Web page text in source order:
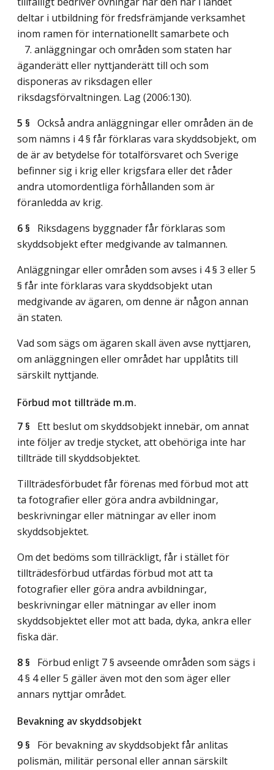
deltar i utbildning för fredsfrämjande verksamhet
inom ramen för internationellt samarbete och
7. anläggningar och områden som staten har
äganderätt eller nyttjanderätt till och som
disponeras av riksdagen eller
riksdagsförvaltningen. Lag (2006:130).
5 § Också andra anläggningar eller områden än de
som nämns i 4 § får förklaras vara skyddsobjekt, om
de är av betydelse för totalförsvaret och Sverige
befinner sig i krig eller krigsfara eller det råder
andra utomordentliga förhållanden som är
föranledda av krig.
6 § Riksdagens byggnader får förklaras som
skyddsobjekt efter medgivande av talmannen.
Anläggningar eller områden som avses i 4 § 3 eller 5
§ får inte förklaras vara skyddsobjekt utan
medgivande av ägaren, om denne är någon annan
än staten.
Vad som sägs om ägaren skall även avse nyttjaren,
om anläggningen eller området har upplåtits till
särskilt nyttjande.
Förbud mot tillträde m.m.
7 § Ett beslut om skyddsobjekt innebär, om annat
inte följer av tredje stycket, att obehöriga inte har
tillträde till skyddsobjektet.
Tillträdesförbudet får förenas med förbud mot att
ta fotografier eller göra andra avbildningar,
beskrivningar eller mätningar av eller inom
skyddsobjektet.
Om det bedöms som tillräckligt, får i stället för
tillträdesförbud utfärdas förbud mot att ta
fotografier eller göra andra avbildningar,
beskrivningar eller mätningar av eller inom
skyddsobjektet eller mot att bada, dyka, ankra eller
fiska där.
8 § Förbud enligt 7 § avseende områden som sägs i
4 § 4 eller 5 gäller även mot den som äger eller
annars nyttjar området.
Bevakning av skyddsobjekt
9 § För bevakning av skyddsobjekt får anlitas
polismän, militär personal eller annan särskilt